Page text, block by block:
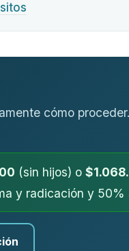
cómo
(sin hijos) o
y radicación y 50%